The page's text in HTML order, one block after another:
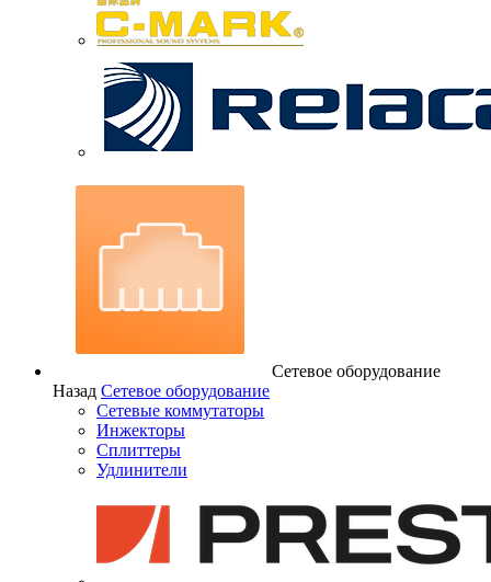
Сетевое оборудование
Назад Сетевое оборудование
Сетевые коммутаторы
Инжекторы
Сплиттеры
Удлинители